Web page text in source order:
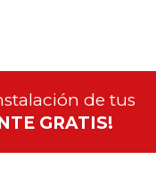
de tus
GRATIS!